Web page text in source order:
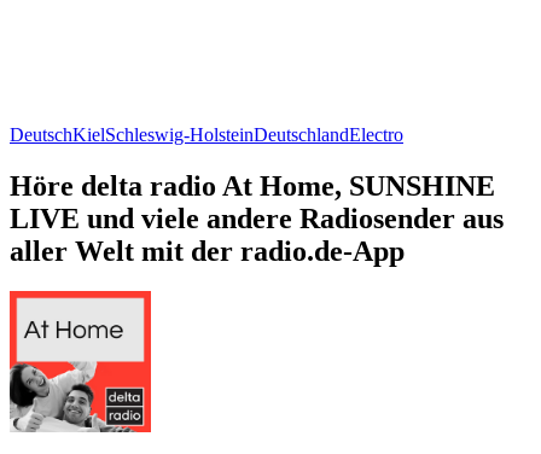
DeutschKielSchleswig-HolsteinDeutschlandElectro
Höre delta radio At Home, SUNSHINE
LIVE und viele andere Radiosender aus
aller Welt mit der radio.de-App